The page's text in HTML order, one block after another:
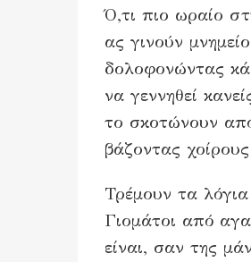
Ό,τι πιο ωραίο
ας γινούν
δολοφονώντας
να γεννηθεί
το σκοτώνουν
βάζοντας
Τρέμουν τα
Γιομάτοι από
είναι, σαν της